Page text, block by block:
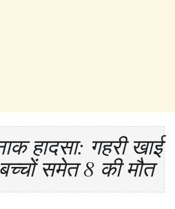
हादसा: गहरी खाई
समेत 8 की मौत